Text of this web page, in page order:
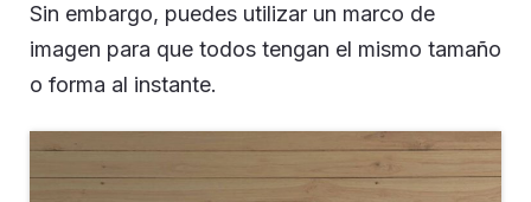
Sin embargo, puedes utilizar un marco de
imagen para que todos tengan el mismo tamaño
o forma al instante.